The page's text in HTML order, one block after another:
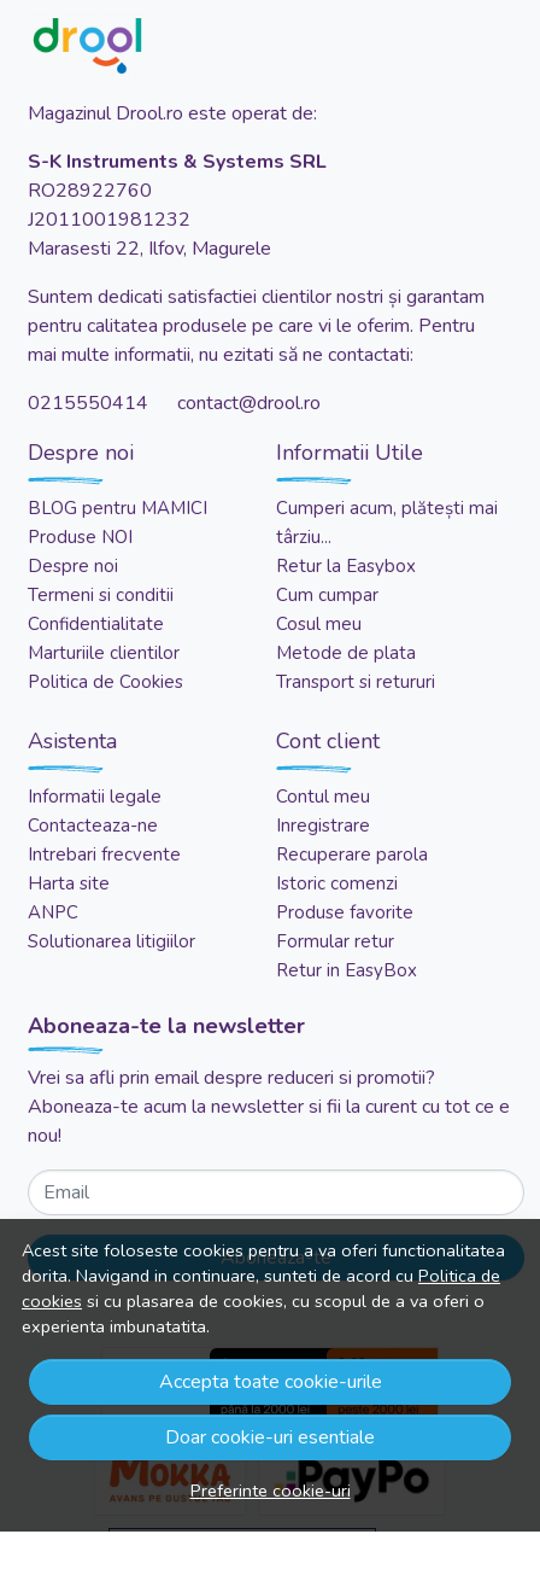
Acest site foloseste cookies pentru a va oferi functionalitatea
dorita. Navigand in continuare, sunteti de acord cuPolitica de
cookies si cu plasarea de cookies, cu scopul de a va oferi o
experienta imbunatatita.
Accepta toate cookie-urile
Doar cookie-uri esentiale
Preferinte cookie-uri
Magazinul Drool.ro este operat de:
S-K Instruments & Systems SRL
RO28922760
J2011001981232
Marasesti 22, Ilfov, Magurele
Suntem dedicati satisfactiei clientilor nostri și garantam
pentru calitatea produsele pe care vi le oferim. Pentru
mai multe informatii, nu ezitati să ne contactati:
0215550414 contact@drool.ro
Despre noi
BLOG pentru MAMICI
Produse NOI
Despre noi
Termeni si conditii
Confidentialitate
Marturiile clientilor
Politica de Cookies
Informatii Utile
Cumperi acum, plătești mai
târziu...
Retur la Easybox
Cum cumpar
Cosul meu
Metode de plata
Transport si retururi
Asistenta
Informatii legale
Contacteaza-ne
Intrebari frecvente
Harta site
ANPC
Solutionarea litigiilor
Cont client
Contul meu
Inregistrare
Recuperare parola
Istoric comenzi
Produse favorite
Formular retur
Retur in EasyBox
Aboneaza-te la newsletter
Vrei sa afli prin email despre reduceri si promotii?
Aboneaza-te acum la newsletter si fii la curent cu tot ce e
nou!
Email
Aboneaza-te